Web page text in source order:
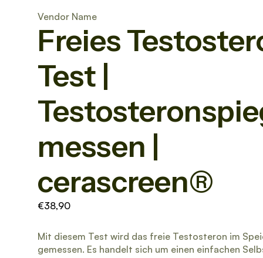
Vendor Name
Freies
Test |
messen |
cerascreen®
€38,90
Mit diesem Test wird das freie Testosteron im
gemessen. Es handelt sich um einen einfachen